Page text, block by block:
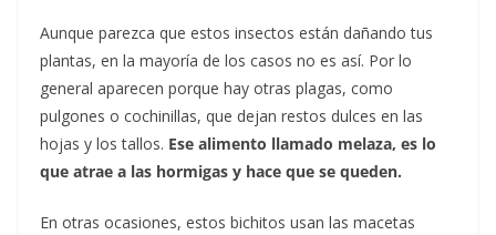
Aunque parezca que estos insectos están dañando tus
plantas, en la mayoría de los casos no es así. Por lo
general aparecen porque hay otras plagas, como
pulgones o cochinillas, que dejan restos dulces en las
hojas y los tallos. Ese alimento llamado melaza, es lo
que atrae a las hormigas y hace que se queden.
En otras ocasiones, estos bichitos usan las macetas